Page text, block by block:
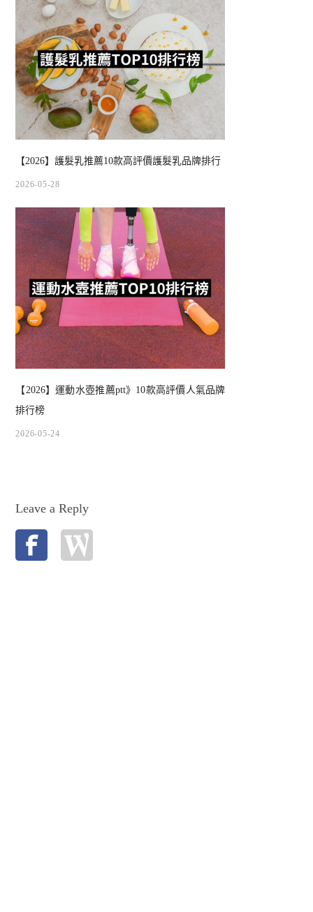
【2026】護髮乳推薦10款高評價護髮乳品牌排行
2026-05-28
【2026】運動水壺推薦ptt》10款高評價人氣品牌
排行榜
2026-05-24
Leave a Reply